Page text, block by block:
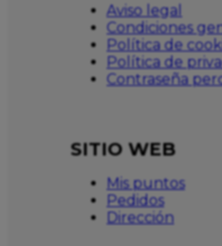
Aviso legal
Condiciones
Política de
Política de
Contraseña
SITIO WEB
Mis puntos
Pedidos
Dirección